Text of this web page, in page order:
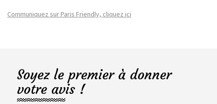
Communiquez sur Paris Friendly, cliquez ici
Soyez le premier à donner
votre avis !